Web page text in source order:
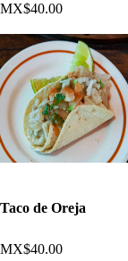
MX$40.00
Taco de Oreja
MX$40.00